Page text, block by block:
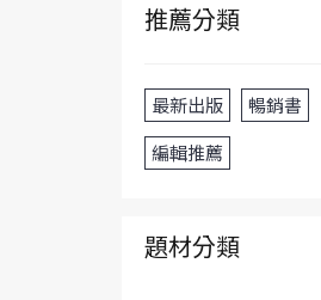
推薦分類
最新出版
暢銷書
編輯推薦
題材分類